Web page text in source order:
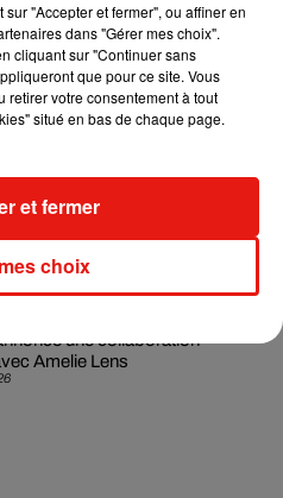
Malade emmène Styleto
dans son nouveau clip
se libère dans son nouvel
»
une collaboration
Amelie Lens
"Accepter et fermer", ou affiner en
dans "Gérer mes choix".
cliquant sur "Continuer sans
que pour ce site. Vous
retirer votre consentement à tout
situé en bas de chaque page.
choix
et fermer